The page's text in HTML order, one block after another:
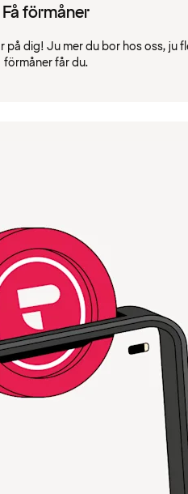
Få förmåner
på dig! Ju mer du bor hos oss, ju
förmåner får du.